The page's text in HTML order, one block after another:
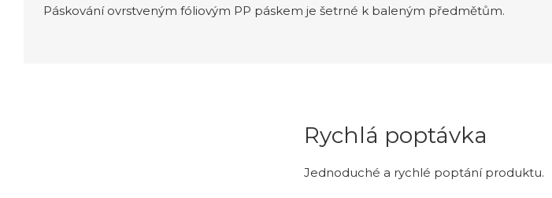
Páskování ovrstveným fóliovým PP páskem je šetrné k baleným předmětům.
Rychlá poptávka
Jednoduché a rychlé poptání produktu.